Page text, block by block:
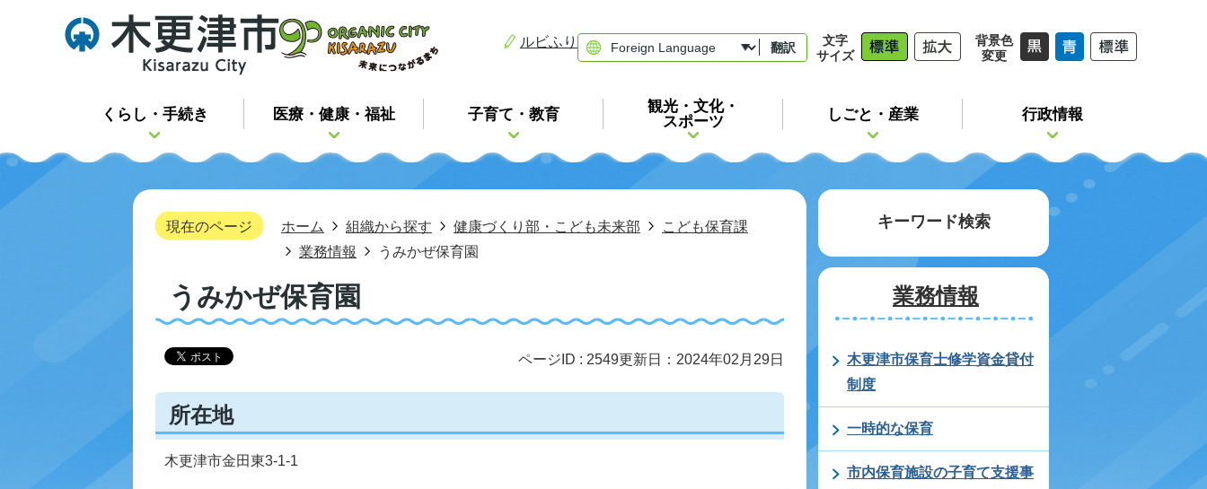
ルビふり 翻訳
文字
サイズ
背景色
変更
くらし・手続き 医療・健康・福祉 子育て・教育
観光・文化・
スポーツ
しごと・産業 行政情報
現在のページ ホーム 組織から探す 健康づくり部・こども未来部
こども保育課
業務情報
うみかぜ保育園
うみかぜ保育園
ページID : 2549更新日：2024年02月29日
所在地
木更津市金田東3-1-1
キーワード検索
業務情報
木更津市保育士修学資金貸付
制度
一時的な保育
市内保育施設の子育て支援事